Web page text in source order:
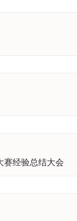
赛经验总结大会